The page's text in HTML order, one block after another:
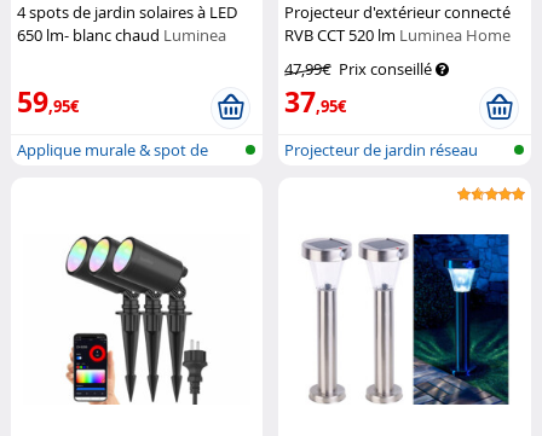
4 spots de jardin solaires à LED
650 lm- blanc chaud Luminea
59,95€
Applique murale & spot de
Projecteur d'extérieur connecté
RVB CCT 520 lm Luminea Home
47,99€ Prix conseillé
37,95€
Projecteur de jardin réseau